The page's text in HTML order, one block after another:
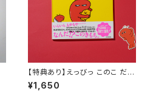
【特典あり】えっびっ このこ だい
っきらい
¥1,650